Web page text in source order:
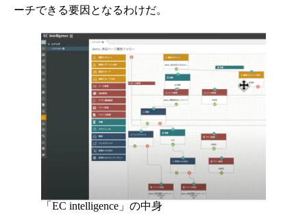
ーチできる要因となるわけだ。
「EC intelligence」の中身